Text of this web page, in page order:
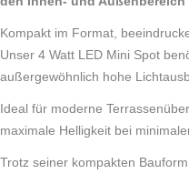
Kompakt im Format,
Unser 4 Watt LED Mini Spot
außergewöhnlich hohe
Ideal für moderne
maximale Helligkeit bei
Trotz seiner kompakten